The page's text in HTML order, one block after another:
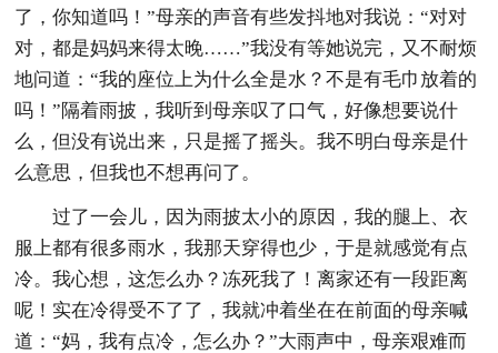
了，你知道吗！”母亲的声音有些发抖地对我说：“对对
对，都是妈妈来得太晚……”我没有等她说完，又不耐烦
地问道：“我的座位上为什么全是水？不是有毛巾放着的
吗！”隔着雨披，我听到母亲叹了口气，好像想要说什
么，但没有说出来，只是摇了摇头。我不明白母亲是什
么意思，但我也不想再问了。
过了一会儿，因为雨披太小的原因，我的腿上、衣
服上都有很多雨水，我那天穿得也少，于是就感觉有点
冷。我心想，这怎么办？冻死我了！离家还有一段距离
呢！实在冷得受不了了，我就冲着坐在在前面的母亲喊
道：“妈，我有点冷，怎么办？”大雨声中，母亲艰难而